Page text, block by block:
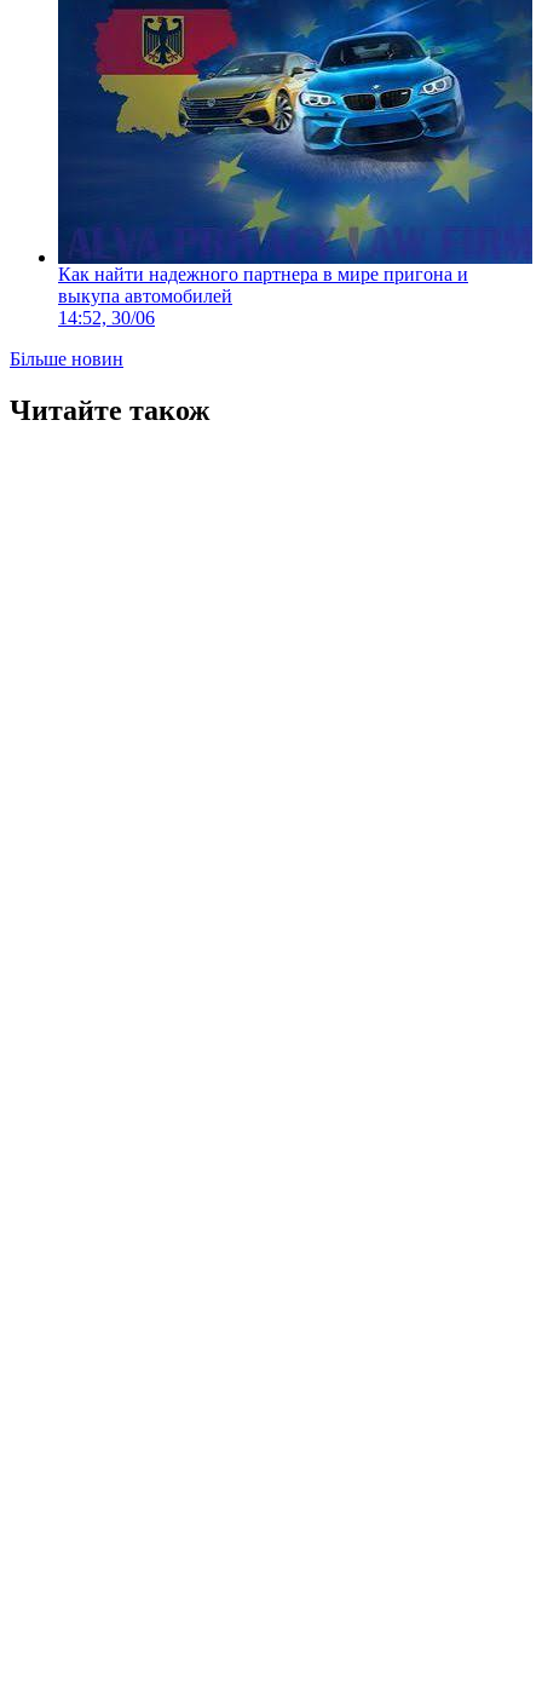
Как найти надежного партнера в мире пригона и
выкупа автомобилей
14:52, 30/06
Більше новин
Читайте також